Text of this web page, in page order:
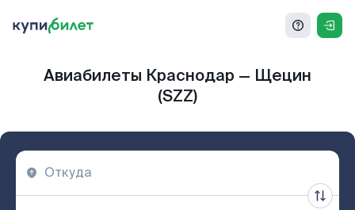
Авиабилеты Краснодар — Щецин
(SZZ)